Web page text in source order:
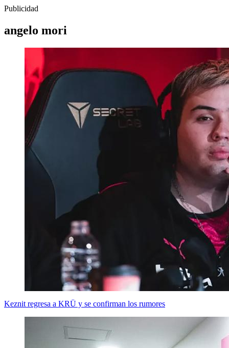
Publicidad
angelo mori
Keznit regresa a KRÜ y se confirman los rumores